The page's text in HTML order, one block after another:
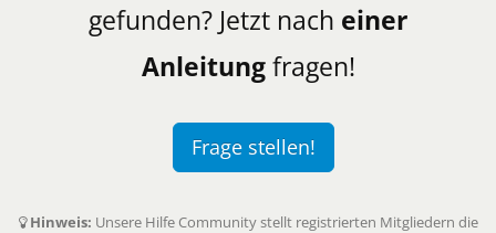
gefunden? Jetzt nach einer
Anleitungfragen!
Frage stellen!
Hinweis: Unsere Hilfe Community stellt registrierten Mitgliedern die